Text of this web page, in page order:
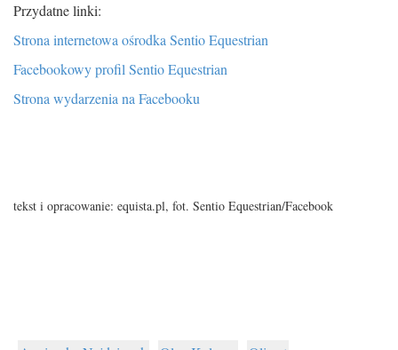
Przydatne linki:
Strona internetowa ośrodka Sentio Equestrian
Facebookowy profil Sentio Equestrian
Strona wydarzenia na Facebooku
tekst i opracowanie: equista.pl, fot. Sentio Equestrian/Facebook